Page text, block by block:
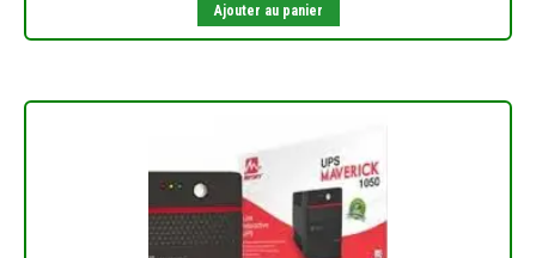
Ajouter au panier